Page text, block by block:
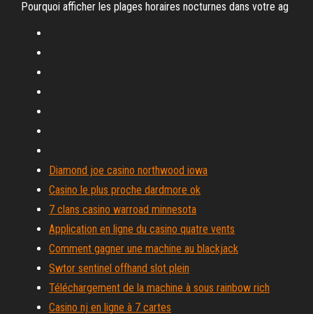
Pourquoi afficher les plages horaires nocturnes dans votre ag
Diamond joe casino northwood iowa
Casino le plus proche dardmore ok
7 clans casino warroad minnesota
Application en ligne du casino quatre vents
Comment gagner une machine au blackjack
Swtor sentinel offhand slot plein
Téléchargement de la machine à sous rainbow rich
Casino nj en ligne à 7 cartes